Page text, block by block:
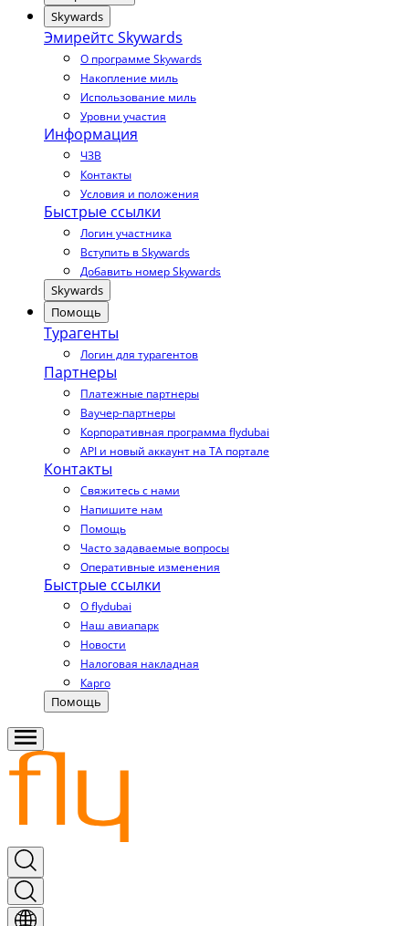
Skywards
Эмирейтс Skywards
О программе Skywards
Накопление миль
Использование миль
Уровни участия
Информация
ЧЗВ
Контакты
Условия и положения
Быстрые ссылки
Логин участника
Вступить в Skywards
Добавить номер Skywards
Skywards
Помощь
Турагенты
Логин для турагентов
Партнеры
Платежные партнеры
Ваучер-партнеры
Корпоративная программа flydubai
API и новый аккаунт на TA портале
Контакты
Свяжитесь с нами
Напишите нам
Помощь
Часто задаваемые вопросы
Оперативные изменения
Быстрые ссылки
О flydubai
Наш авиапарк
Новости
Налоговая накладная
Карго
Помощь